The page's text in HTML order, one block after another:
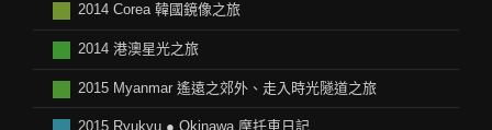
2014 Corea 韓國鏡像之旅
2014 港澳星光之旅
2015 Myanmar 遙遠之郊外、走入時光隧道之旅